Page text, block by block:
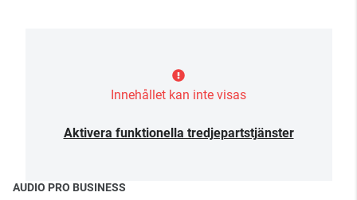
Innehållet kan inte visas
Aktivera funktionella tredjepartstjänster
AUDIO PRO BUSINESS